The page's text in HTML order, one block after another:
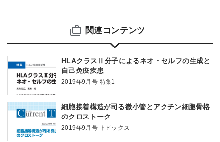
関連コンテンツ
HLAクラスⅡ分子によるネオ・セルフの生成と
自己免疫疾患
2019年9月号 特集1
細胞接着構造が司る微小管とアクチン細胞骨格
のクロストーク
2019年9月号 トピックス